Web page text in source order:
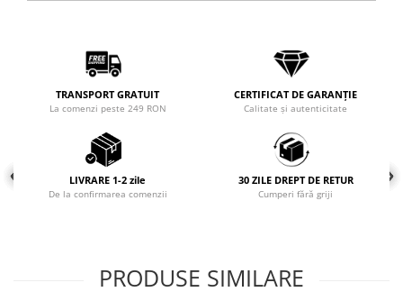
Coliere cu pietre semiprețioase
TRANSPORT GRATUIT
La comenzi peste 249 RON
CERTIFICAT DE GARANȚIE
Calitate și autenticitate
LIVRARE 1-2 zile
De la confirmarea comenzii
30 ZILE DREPT DE RETUR
Cumperi fără griji
PRODUSE SIMILARE